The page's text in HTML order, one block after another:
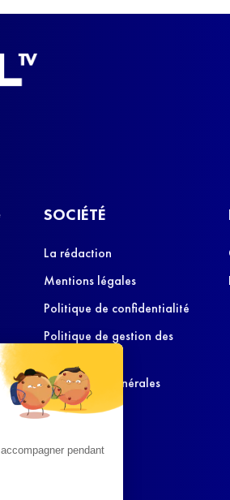
pendant
SOCIÉTÉ
La rédaction
Mentions légales
Politique de confidentialité
Politique de gestion des
Conditions Générales
d’Utilisation